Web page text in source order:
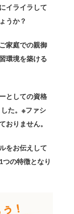
イライラして
うか？
家庭での親御
環境を築ける
としての資格
た。※ファシ
おりません。
をお伝えして
の特徴となり